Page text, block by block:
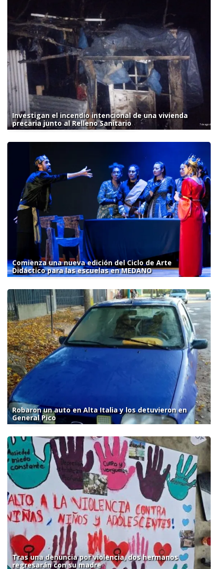
Investigan el incendio intencional de una vivienda
precaria junto al Relleno Sanitario
Comienza una nueva edición del Ciclo de Arte
Didáctico para las escuelas en MEDANO
Robaron un auto en Alta Italia y los detuvieron en
General Pico
Tras una denuncia por violencia, dos hermanos
regresarán con su madre